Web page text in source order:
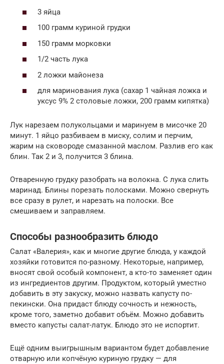
3 яйца
100 грамм куриной грудки
150 грамм морковки
1/2 часть лука
2 ложки майонеза
для маринования лука (сахар 1 чайная ложка и
уксус 9% 2 столовые ложки, 200 грамм кипятка)
Лук нарезаем полукольцами и маринуем в мисочке 20
минут. 1 яйцо разбиваем в миску, солим и перчим,
жарим на сковороде смазанной маслом. Разлив его как
блин. Так 2 и 3, получится 3 блина.
Отваренную грудку разобрать на волокна. С лука слить
маринад. Блины порезать полосками. Можно свернуть
все сразу в рулет, и нарезать на полоски. Все
смешиваем и заправляем.
Способы разнообразить блюдо
Салат «Валерия», как и многие другие блюда, у каждой
хозяйки готовится по-разному. Некоторые, например,
вносят свой особый компонент, а кто-то заменяет один
из ингредиентов другим. Продуктом, который уместно
добавить в эту закуску, можно назвать капусту по-
пекински. Она придаст блюду сочность и нежность,
кроме того, заметно добавит объём. Можно добавить
вместо капусты салат-латук. Блюдо это не испортит.
Ещё одним выигрышным вариантом будет добавление
отварную или копчёную куриную грудку — для